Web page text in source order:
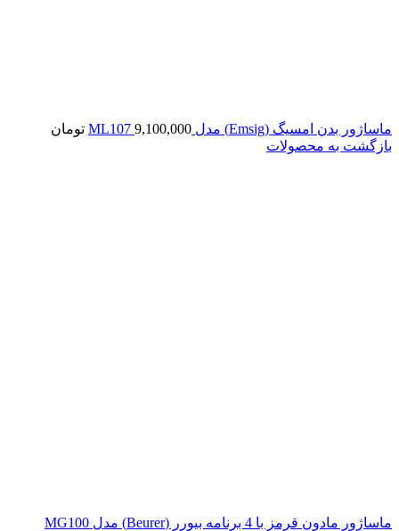
ماساژور بدن امسیگ (Emsig) مدل ML107 9,100,000
تومان
بازگشت به محصولات
ماساژور مادون قرمز با 4 برنامه بیورر (Beurer) مدل MG100